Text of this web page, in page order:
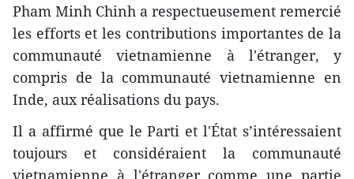
Pham Minh Chinh a respectueusement remercié
les efforts et les contributions importantes de la
communauté vietnamienne à l'étranger, y
compris de la communauté vietnamienne en
Inde, aux réalisations du pays.
Il a affirmé que le Parti et l'État s’intéressaient
toujours et considéraient la communauté
vietnamienne à l'étranger comme une partie